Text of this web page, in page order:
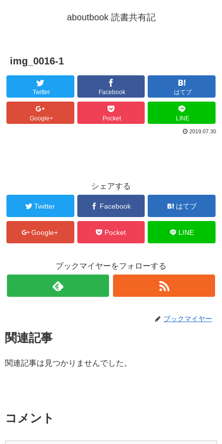
aboutbook 読書共有記
img_0016-1
Twitter Facebook はてブ
Google+ Pocket LINE
2019.07.30
シェアする
Twitter Facebook はてブ
Google+ Pocket LINE
ブックマイヤーをフォローする
ブックマイヤー
関連記事
関連記事は見つかりませんでした。
コメント